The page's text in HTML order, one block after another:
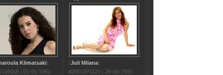
Klimatsaki)
| 01-01-1982
(Juli Milana)
#2001071128 | 26-08-1986